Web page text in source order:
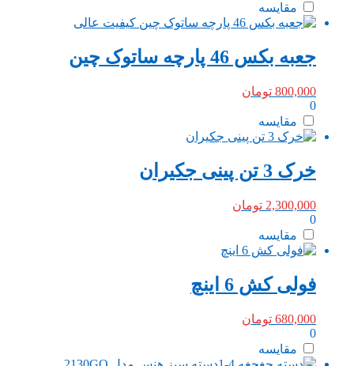
مقایسه
جعبه بکس 46 پارچه ساتوک چین
800,000 تومان
0
مقایسه
خرک 3 تن پینی جکیران
2,300,000 تومان
0
مقایسه
فولی کش 6 اینچ
680,000 تومان
0
مقایسه